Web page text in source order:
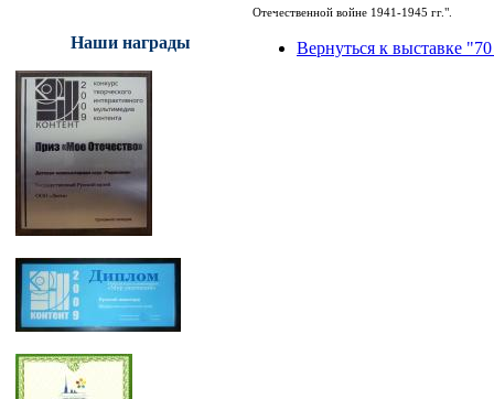
Наши награды
Отечественной войне 1941-1945 гг.".
Вернуться к выставке